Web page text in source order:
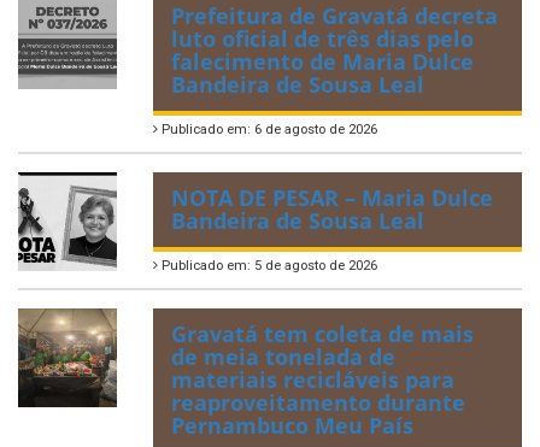
Prefeitura de Gravatá decreta
luto oficial de três dias pelo
falecimento de Maria Dulce
Bandeira de Sousa Leal
Publicado em: 6 de agosto de 2026
NOTA DE PESAR – Maria Dulce
Bandeira de Sousa Leal
Publicado em: 5 de agosto de 2026
Gravatá tem coleta de mais
de meia tonelada de
materiais recicláveis para
reaproveitamento durante
Pernambuco Meu País